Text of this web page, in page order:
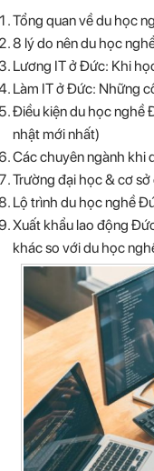
Tổng quan về du học
8 lý do nên du học
Lương IT ở Đức: Khi
Làm IT ở Đức: Những
Điều kiện du học nghề
nhật mới nhất)
Các chuyên ngành khi
Trường đại học & cơ
Lộ trình du học nghề
Xuất khẩu lao động
khác so với du học